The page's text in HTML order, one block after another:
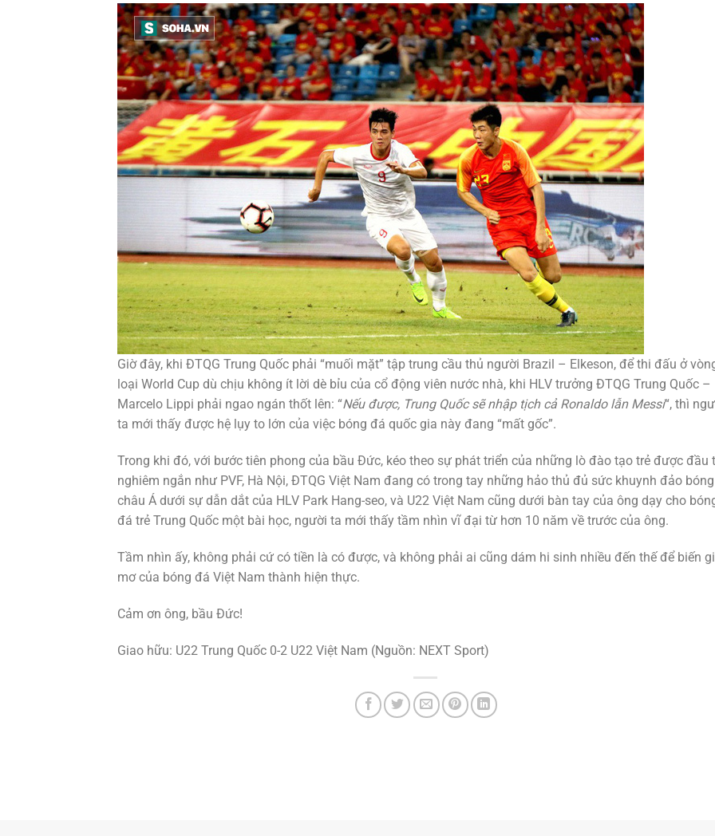
Giờ đây, khi ĐTQG Trung Quốc phải “muối mặt” tập trung cầu thủ người Brazil – Elkeson, để thi đấu ở
loại World Cup dù chịu không ít lời dè bỉu của cổ động viên nước nhà, khi HLV trưởng ĐTQG Trung Quốc –
Marcelo Lippi phải ngao ngán thốt lên: “Nếu được, Trung Quốc sẽ nhập tịch cả Ronaldo lẫn Messi“, thì
ta mới thấy được hệ lụy to lớn của việc bóng đá quốc gia này đang “mất gốc”.
Trong khi đó, với bước tiên phong của bầu Đức, kéo theo sự phát triển của những lò đào tạo trẻ được đầu
nghiêm ngắn như PVF, Hà Nội, ĐTQG Việt Nam đang có trong tay những hảo thủ đủ sức khuynh đảo
châu Á dưới sự dẫn dắt của HLV Park Hang-seo, và U22 Việt Nam cũng dưới bàn tay của ông dạy cho
đá trẻ Trung Quốc một bài học, người ta mới thấy tầm nhìn vĩ đại từ hơn 10 năm về trước của ông.
Tầm nhìn ấy, không phải cứ có tiền là có được, và không phải ai cũng dám hi sinh nhiều đến thế để biến
mơ của bóng đá Việt Nam thành hiện thực.
Cảm ơn ông, bầu Đức!
Giao hữu: U22 Trung Quốc 0-2 U22 Việt Nam (Nguồn: NEXT Sport)